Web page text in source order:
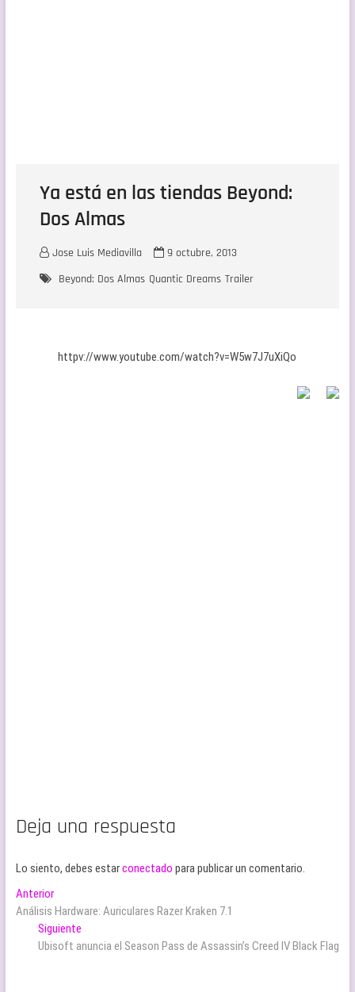
Ya está en las tiendas Beyond:
Dos Almas
Jose Luis Mediavilla
9 octubre, 2013
Beyond: Dos Almas Quantic Dreams Trailer
httpv://www.youtube.com/watch?v=W5w7J7uXiQo
Deja una respuesta
Lo siento, debes estarconectado para publicar un comentario.
Navegación
de
entradas
AnteriorEntrada
anterior:
Análisis Hardware: Auriculares Razer Kraken 7.1
Siguiente
siguiente:
Ubisoft anuncia el Season Pass de Assassin’s Creed IV Black Flag